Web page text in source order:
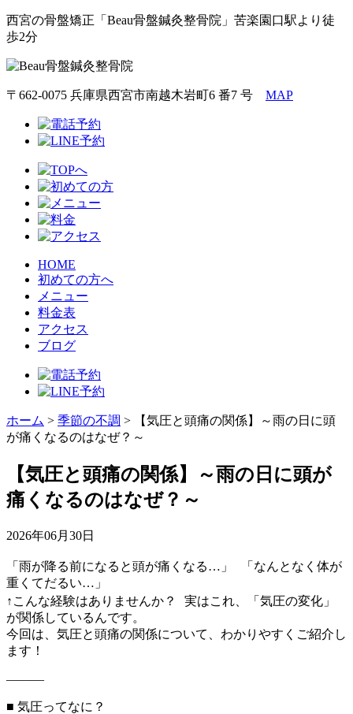
西宮の骨盤矯正「Beau骨盤鍼灸整骨院」苦楽園口駅より徒
歩2分
〒662-0075 兵庫県西宮市南越木岩町6 番7 号 MAP
HOME
初めての方へ
メニュー
料金表
アクセス
ブログ
ホーム > 季節の不調 >
【気圧と頭痛の関係】～雨の日に頭
が痛くなるのはなぜ？～
【気圧と頭痛の関係】～雨の日に頭が
痛くなるのはなぜ？～
2026年06月30日
「雨が降る前になると頭が痛くなる…」 「なんとなく体が
重くてだるい…」
↑こんな経験はありませんか？ 実はこれ、「気圧の変化」
が関係しているんです。
今回は、気圧と頭痛の関係について、わかりやすくご紹介し
ます！
———
■ 気圧ってなに？